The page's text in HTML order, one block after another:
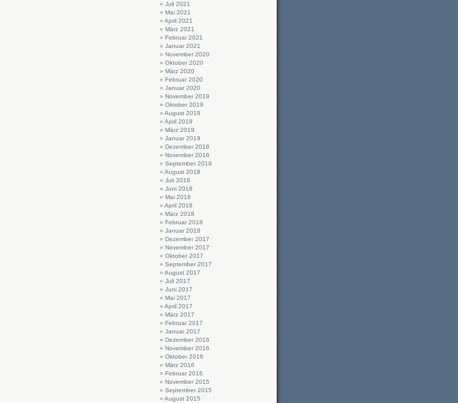
Juli 2021
Mai 2021
April 2021
März 2021
Februar 2021
Januar 2021
November 2020
Oktober 2020
März 2020
Februar 2020
Januar 2020
November 2019
Oktober 2019
August 2019
April 2019
März 2019
Januar 2019
Dezember 2018
November 2018
September 2018
August 2018
Juli 2018
Juni 2018
Mai 2018
April 2018
März 2018
Februar 2018
Januar 2018
Dezember 2017
November 2017
Oktober 2017
September 2017
August 2017
Juli 2017
Juni 2017
Mai 2017
April 2017
März 2017
Februar 2017
Januar 2017
Dezember 2016
November 2016
Oktober 2016
März 2016
Februar 2016
November 2015
September 2015
August 2015